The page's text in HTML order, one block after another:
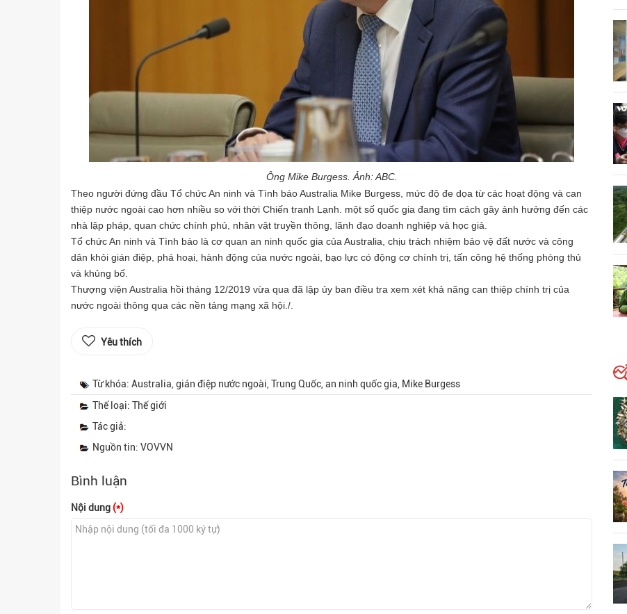
Ông Mike Burgess. Ảnh: ABC.
Theo người đứng đầu Tổ chức An ninh và Tình báo Australia Mike Burgess, mức độ đe dọa từ các hoạt động và can
thiệp nước ngoài cao hơn nhiều so với thời Chiến tranh Lạnh. một số quốc gia đang tìm cách gây ảnh hưởng đến các
nhà lập pháp, quan chức chính phủ, nhân vật truyền thông, lãnh đạo doanh nghiệp và học giả.
Tổ chức An ninh và Tình báo là cơ quan an ninh quốc gia của Australia, chịu trách nhiệm bảo vệ đất nước và công
dân khỏi gián điệp, phá hoại, hành động của nước ngoài, bạo lực có động cơ chính trị, tấn công hệ thống phòng thủ
và khủng bố.
Thượng viện Australia hồi tháng 12/2019 vừa qua đã lập ủy ban điều tra xem xét khả năng can thiệp chính trị của
nước ngoài thông qua các nền tảng mạng xã hội./.
Yêu thích
Từ khóa: Australia, gián điệp nước ngoài, Trung Quốc, an ninh quốc gia, Mike Burgess
Thể loại: Thế giới
Tác giả:
Nguồn tin: VOVVN
Bình luận
Nội dung (*)